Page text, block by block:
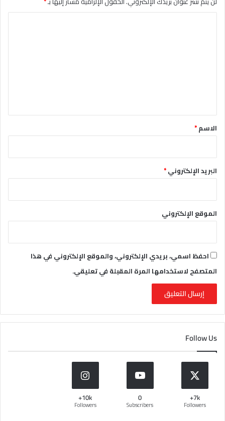
*الاسم*
البريد الإلكتروني*
الموقع الإلكتروني
احفظ اسمي، بريدي الإلكتروني، والموقع الإلكتروني في هذا
المتصفح لاستخدامها المرة المقبلة في تعليقي.
Follow Us
7k+
Followers
0
Subscribers
10k+
Followers